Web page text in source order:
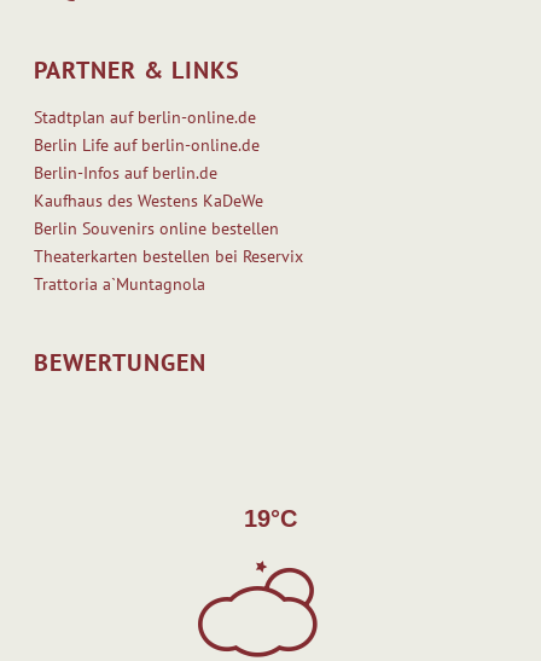
PARTNER & LINKS
Stadtplan auf berlin-online.de
Berlin Life auf berlin-online.de
Berlin-Infos auf berlin.de
Kaufhaus des Westens KaDeWe
Berlin Souvenirs online bestellen
Theaterkarten bestellen bei Reservix
Trattoria a`Muntagnola
BEWERTUNGEN
19°C